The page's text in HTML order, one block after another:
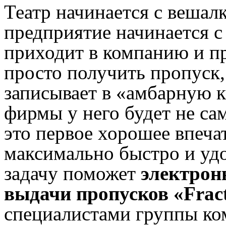
Театр начинается с
предприятие начинается
приходит в компанию и
просто получить
записывает в «амбарную
фирмы у него будет не
это первое хорошее
максимально быстро и
задачу поможет
выдачи пропусков
специалистами группы